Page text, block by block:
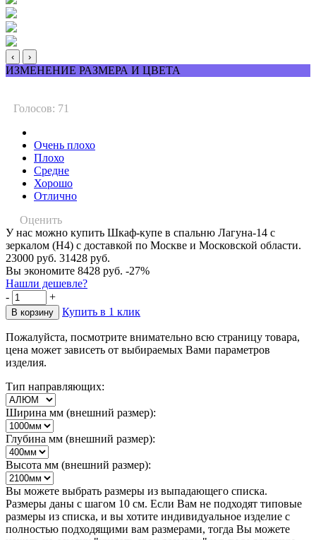
‹ ›
ИЗМЕНЕНИЕ РАЗМЕРА И ЦВЕТА
Голосов: 71
Очень плохо
Плохо
Средне
Хорошо
Отлично
Оценить
У нас можно купить Шкаф-купе в спальню Лагуна-14 с
зеркалом (Н4) с доставкой по Москве и Московской области.
23000 руб. 31428 руб.
Вы экономите 8428 руб. -27%
Нашли дешевле?
-
+
Купить в 1 клик
Пожалуйста, посмотрите внимательно всю страницу товара,
цена может зависеть от выбираемых Вами параметров
изделия.
Тип направляющих:
Ширина мм (внешний размер):
Глубина мм (внешний размер):
Высота мм (внешний размер):
Вы можете выбрать размеры из выпадающего списка.
Размеры даны с шагом 10 см. Если Вам не подходят типовые
размеры из списка, и вы хотите индивидуальное изделие с
полностью подходящими вам размерами, тогда Вы можете